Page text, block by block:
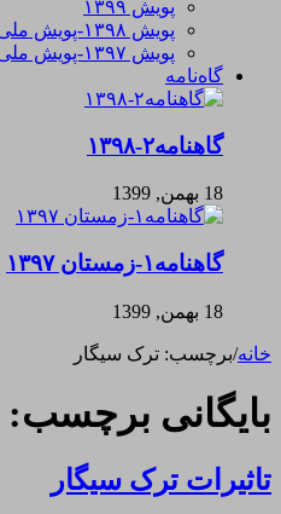
پویش ۱۳۹۹
پویش ۱۳۹۸-پویش ملی
پویش ۱۳۹۷-پویش ملی
گاه‌نامه
گاهنامه۲-۱۳۹۸
18 بهمن, 1399
گاهنامه۱-زمستان ۱۳۹۷
18 بهمن, 1399
خانه/برچسب: ترک سیگار
بایگانی برچسب:
تاثیرات ترک سیگار